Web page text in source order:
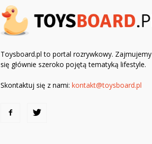
Toysboard.pl to portal rozrywkowy. Zajmujemy
się głównie szeroko pojętą tematyką lifestyle.
Skontaktuj się z nami: kontakt@toysboard.pl